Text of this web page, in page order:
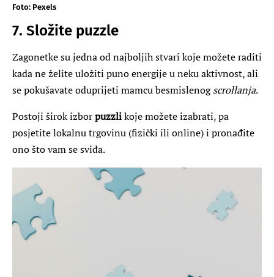
Foto: Pexels
7. Složite puzzle
Zagonetke su jedna od najboljih stvari koje možete raditi
kada ne želite uložiti puno energije u neku aktivnost, ali
se pokušavate oduprijeti mamcu besmislenogscrollanja.
Postoji širok izborpuzzlikoje možete izabrati, pa
posjetite lokalnu trgovinu (fizički ili online) i pronađite
ono što vam se sviđa.